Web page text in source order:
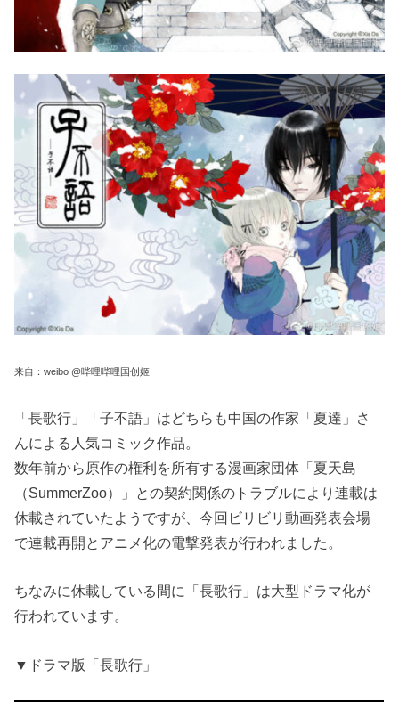
来自：weibo @哔哩哔哩国创姬
「長歌行」「子不語」はどちらも中国の作家「夏達」さ
んによる人気コミック作品。
数年前から原作の権利を所有する漫画家団体「夏天島
（SummerZoo）」との契約関係のトラブルにより連載は
休載されていたようですが、今回ビリビリ動画発表会場
で連載再開とアニメ化の電撃発表が行われました。
ちなみに休載している間に「長歌行」は大型ドラマ化が
行われています。
▼ドラマ版「長歌行」